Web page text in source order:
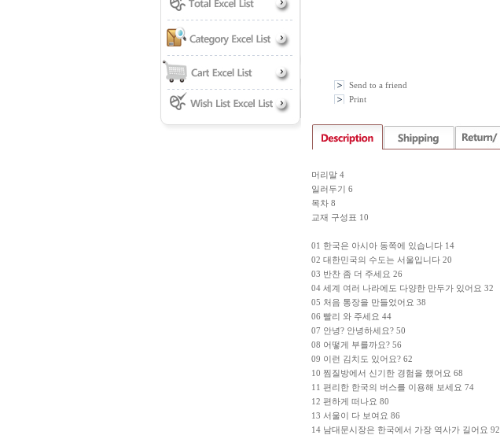
Send to a friend
Print
머리말 4
일러두기 6
목차 8
교재 구성표 10
01 한국은 아시아 동쪽에 있습니다 14
02 대한민국의 수도는 서울입니다 20
03 반찬 좀 더 주세요 26
04 세계 여러 나라에도 다양한 만두가 있어요 32
05 처음 통장을 만들었어요 38
06 빨리 와 주세요 44
07 안녕? 안녕하세요? 50
08 어떻게 부를까요? 56
09 이런 김치도 있어요? 62
10 찜질방에서 신기한 경험을 했어요 68
11 편리한 한국의 버스를 이용해 보세요 74
12 편하게 떠나요 80
13 서울이 다 보여요 86
14 남대문시장은 한국에서 가장 역사가 길어요 92